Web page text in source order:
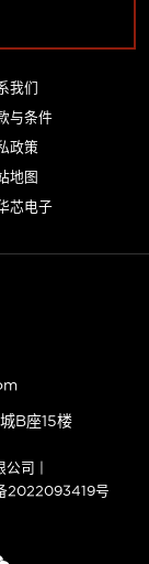
我们
与条件
政策
地图
芯电子
B座15楼
司 |
2022093419号